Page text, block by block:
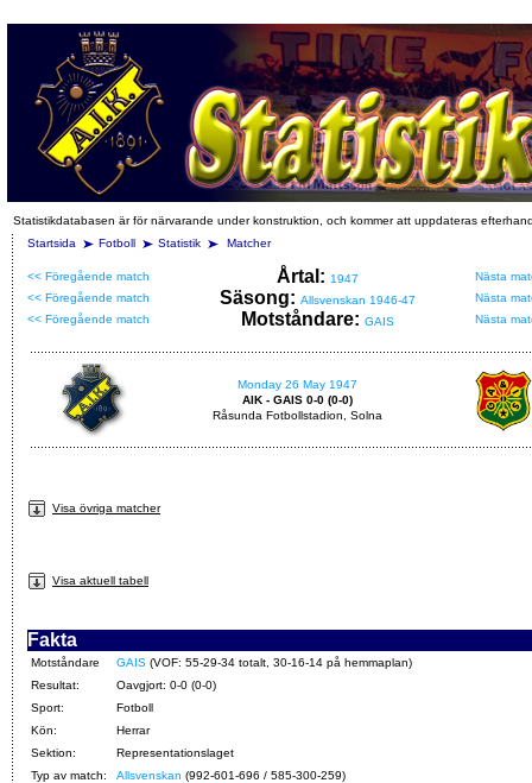
Statistikdatabasen är för närvarande under konstruktion, och kommer att uppdateras
Startsida
Fotboll Statistik Matcher
<< Föregående match Årtal: 1947
Nästa
<< Föregående match
Säsong: Allsvenskan 1946-47
Nästa
<< Föregående match
Motståndare: GAIS Nästa
Monday 26 May 1947
AIK - GAIS 0-0 (0-0)
Råsunda Fotbollstadion, Solna
Visa övriga matcher
Visa aktuell tabell
Fakta
Motståndare GAIS (VOF: 55-29-34 totalt, 30-16-14 på hemmaplan)
Resultat:
Oavgjort: 0-0 (0-0)
Sport:
Fotboll
Kön:
Herrar
Sektion:
Representationslaget
Typ av match:
Allsvenskan (992-601-696 / 585-300-259)